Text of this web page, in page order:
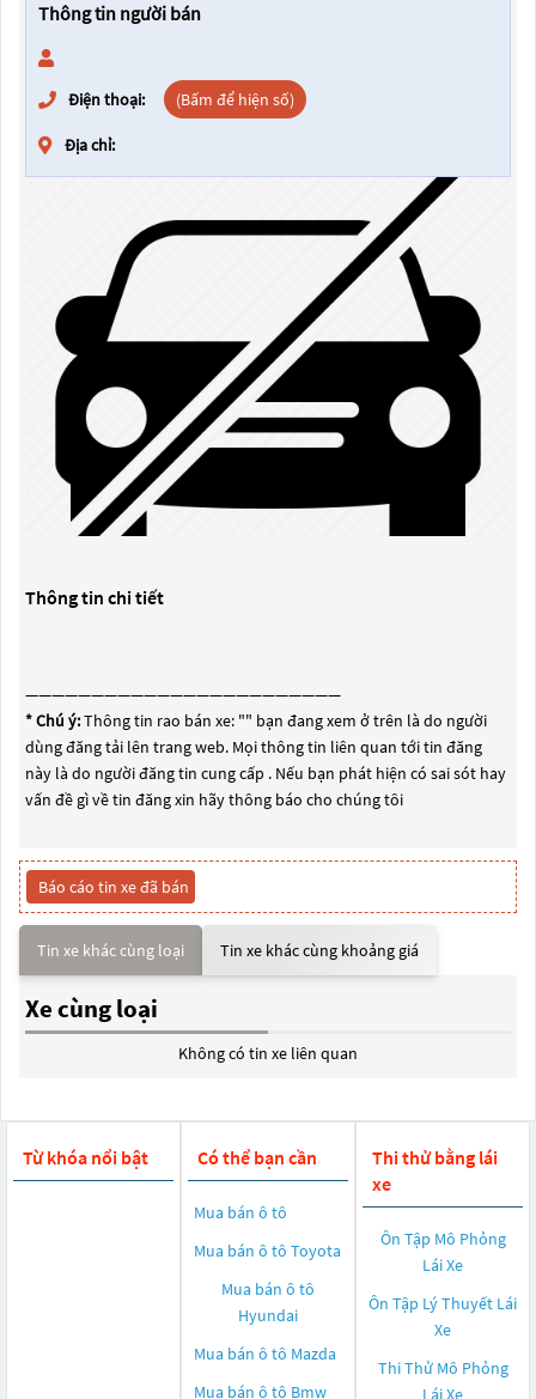
Thông tin người bán
Điện thoại: (Bấm để hiện số)
Địa chỉ:
Thông tin chi tiết
————————————————————————
* Chú ý:Thông tin rao bán xe: "" bạn đang xem ở trên là do người
dùng đăng tải lên trang web. Mọi thông tin liên quan tới tin đăng
này là do người đăng tin cung cấp . Nếu bạn phát hiện có sai sót hay
vấn đề gì về tin đăng xin hãy thông báo cho chúng tôi
Báo cáo tin xe đã bán
Tin xe khác cùng loại Tin xe khác cùng khoảng giá
Xe cùng loại
Không có tin xe liên quan
Từ khóa nổi bật Có thể bạn cần
Mua bán ô tô
Mua bán ô tô Toyota
Mua bán ô tô
Hyundai
Mua bán ô tô Mazda
Mua bán ô tô Bmw
Thi thử bằng lái
xe
Ôn Tập Mô Phỏng
Lái Xe
Ôn Tập Lý Thuyết Lái
Xe
Thi Thử Mô Phỏng
Lái Xe